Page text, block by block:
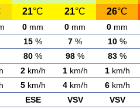
21°C 21°C 26°C
0 mm 0 mm 0 mm
15 % 7 % 10 %
80 % 98 % 83 %
2km/h 1km/h 1km/h
5km/h 4km/h 6km/h
ESE VSV VSV